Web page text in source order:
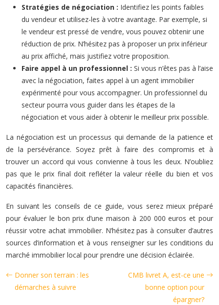
Stratégies de négociation : Identifiez les points faibles
du vendeur et utilisez-les à votre avantage. Par exemple, si
le vendeur est pressé de vendre, vous pouvez obtenir une
réduction de prix. N’hésitez pas à proposer un prix inférieur
au prix affiché, mais justifiez votre proposition.
Faire appel à un professionnel : Si vous n’êtes pas à l’aise
avec la négociation, faites appel à un agent immobilier
expérimenté pour vous accompagner. Un professionnel du
secteur pourra vous guider dans les étapes de la
négociation et vous aider à obtenir le meilleur prix possible.
La négociation est un processus qui demande de la patience et
de la persévérance. Soyez prêt à faire des compromis et à
trouver un accord qui vous convienne à tous les deux. N’oubliez
pas que le prix final doit refléter la valeur réelle du bien et vos
capacités financières.
En suivant les conseils de ce guide, vous serez mieux préparé
pour évaluer le bon prix d’une maison à 200 000 euros et pour
réussir votre achat immobilier. N’hésitez pas à consulter d’autres
sources d’information et à vous renseigner sur les conditions du
marché immobilier local pour prendre une décision éclairée.
Donner son terrain : les
démarches à suivre
CMB livret A, est-ce une
bonne option pour
épargner?